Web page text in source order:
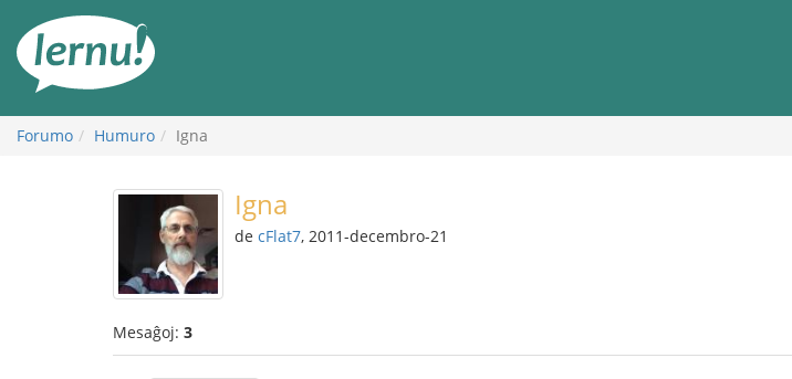
enhavo
Forumo Humuro Igna
Igna
de cFlat7, 2011-decembro-21
Mesaĝoj: 3